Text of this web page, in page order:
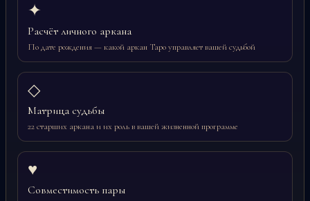
✦
Расчёт личного аркана
По дате рождения — какой аркан Таро управляет вашей судьбой
◇
Матрица судьбы
22 старших аркана и их роль в вашей жизненной программе
♥
Совместимость пары